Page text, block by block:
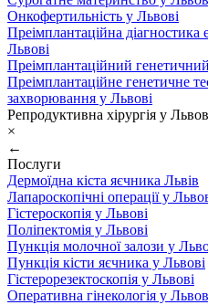
Онкофертильність у Львові
Преімплантаційна
Львові
Преімплантаційний
Преімплантаційне генетичне
захворювання у Львові
Репродуктивна хірургія у
×
←
Послуги
Дермоїдна кіста яєчника Львів
Лапароскопічні операції у
Гістероскопія у Львові
Поліпектомія у Львові
Пункція молочної залози у
Пункція кісти яєчника у Львові
Гістерорезектоскопія у Львові
Оперативна гінекологія у